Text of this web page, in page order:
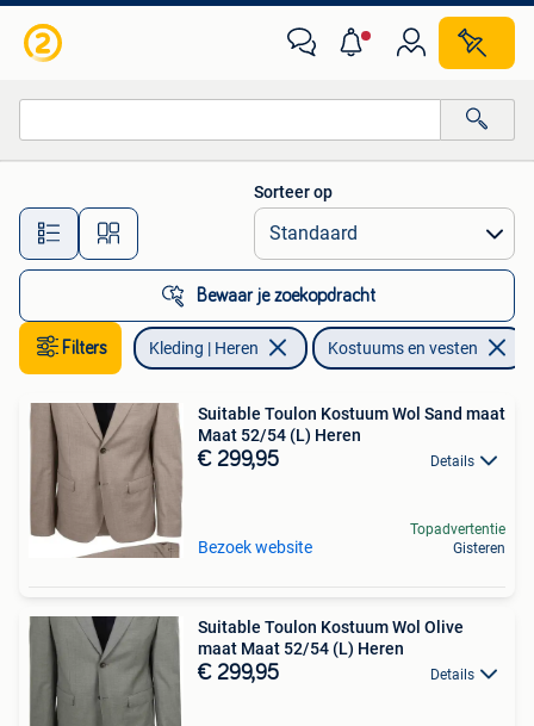
Alle afstanden…
Sorteer op
Bewaar je zoekopdracht
Filters Kleding | Heren Kostuums en vesten
Suitable Toulon Kostuum Wol Sand maat
Maat 52/54 (L) Heren
€ 299,95 Details
Bezoek website
Topadvertentie
Gisteren
Suitable Toulon Kostuum Wol Olive
maat Maat 52/54 (L) Heren
€ 299,95 Details